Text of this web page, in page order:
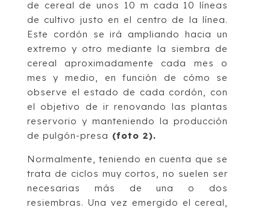
de cereal de unos 10 m cada 10 líneas
de cultivo justo en el centro de la línea.
Este cordón se irá ampliando hacia un
extremo y otro mediante la siembra de
cereal aproximadamente cada mes o
mes y medio, en función de cómo se
observe el estado de cada cordón, con
el objetivo de ir renovando las plantas
reservorio y manteniendo la producción
de pulgón-presa (foto 2).
Normalmente, teniendo en cuenta que se
trata de ciclos muy cortos, no suelen ser
necesarias más de una o dos
resiembras. Una vez emergido el cereal,